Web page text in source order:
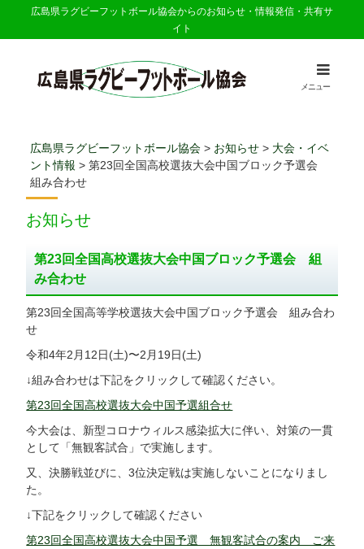
広島県ラグビーフットボール協会からのお知らせ・情報発信・共有サ
イト
メニュー
広島県ラグビーフットボール協会 > お知らせ > 大会・イベ
ント情報 >第23回全国高校選抜大会中国ブロック予選会
組み合わせ
お知らせ
第23回全国高校選抜大会中国ブロック予選会 組
み合わせ
第23回全国高等学校選抜大会中国ブロック予選会 組み合わ
せ
令和4年2月12日(土)〜2月19日(土)
↓組み合わせは下記をクリックして確認ください。
第23回全国高校選抜大会中国予選組合せ
今大会は、新型コロナウィルス感染拡大に伴い、対策の一貫
として「無観客試合」で実施します。
又、決勝戦並びに、3位決定戦は実施しないことになりまし
た。
↓下記をクリックして確認ください
第23回全国高校選抜大会中国予選 無観客試合の案内 ご来